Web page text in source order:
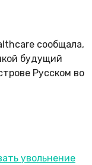
сообщала,
будущий
Русском во
увольнение